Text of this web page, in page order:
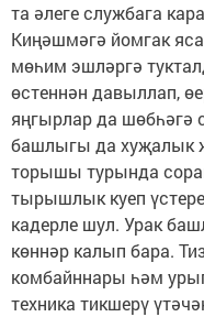
та әлеге службага
Киңәшмәгә йомгак
мөһим эшләргә
өстеннән давыллап,
яңгырлар да шөбһәгә
башлыгы да хуҗалык
торышы турында
тырышлык куеп
кадерле шул. Урак
көннәр калып бара.
комбайннары һәм
техника тикшерү